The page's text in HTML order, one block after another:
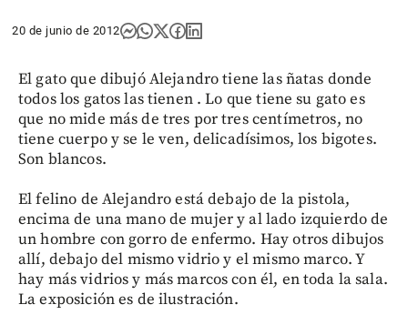
20 de junio de 2012
El gato que dibujó Alejandro tiene las ñatas donde
todos los gatos las tienen . Lo que tiene su gato es
que no mide más de tres por tres centímetros, no
tiene cuerpo y se le ven, delicadísimos, los bigotes.
Son blancos.
El felino de Alejandro está debajo de la pistola,
encima de una mano de mujer y al lado izquierdo de
un hombre con gorro de enfermo. Hay otros dibujos
allí, debajo del mismo vidrio y el mismo marco. Y
hay más vidrios y más marcos con él, en toda la sala.
La exposición es de ilustración.